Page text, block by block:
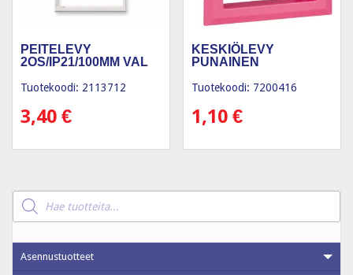
PEITELEVY
2OS/IP21/100MM VAL
Tuotekoodi: 2113712
3,40 €
KESKIÖLEVY
PUNAINEN
Tuotekoodi: 7200416
1,10€
Products
search
Asennustuotteet